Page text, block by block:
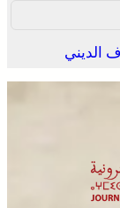
الديني